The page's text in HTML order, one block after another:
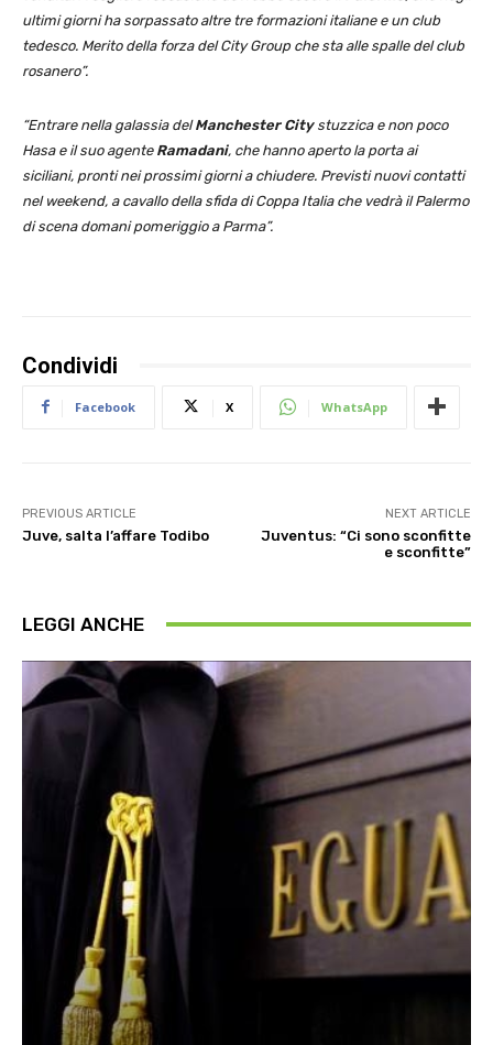
ultimi giorni ha sorpassato altre tre formazioni italiane e un club
tedesco. Merito della forza del City Group che sta alle spalle del club
rosanero”.
“Entrare nella galassia delManchester Citystuzzica e non poco
Hasa e il suo agente Ramadani, che hanno aperto la porta ai
siciliani, pronti nei prossimi giorni a chiudere. Previsti nuovi contatti
nel weekend, a cavallo della sfida di Coppa Italia che vedrà il Palermo
di scena domani pomeriggio a Parma”.
Condividi
Facebook X WhatsApp
PREVIOUS ARTICLE
Juve, salta l’affare Todibo
NEXT ARTICLE
Juventus: “Ci sono sconfitte
e sconfitte”
LEGGI ANCHE